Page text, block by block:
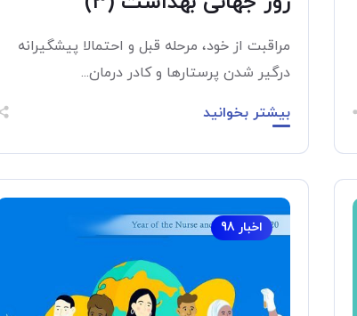
مراقبت از خود، مرحله قبل و احتمالا پیشگیرانه
درگیر شدن پرستارها و کادر درمان...
بیشتر بخوانید
اخبار 98